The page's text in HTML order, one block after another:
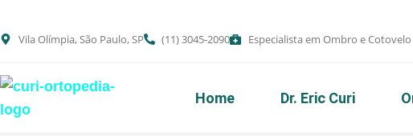
para
conteúdo
Vila Olímpia, São Paulo, SP (11) 3045-2090 Especialista em Ombro e Cotovelo
Home Dr. Eric Curi